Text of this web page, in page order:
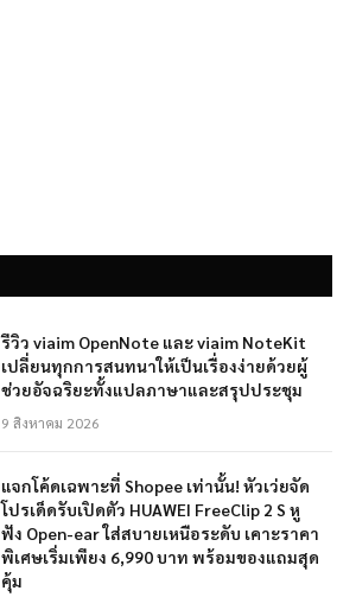
รีวิว viaim OpenNote และ viaim NoteKit
เปลี่ยนทุกการสนทนาให้เป็นเรื่องง่ายด้วยผู้
ช่วยอัจฉริยะทั้งแปลภาษาและสรุปประชุม
9 สิงหาคม 2026
แจกโค้ดเฉพาะที่ Shopee เท่านั้น! หัวเว่ยจัด
โปรเด็ดรับเปิดตัว HUAWEI FreeClip 2 S หู
ฟัง Open-ear ใส่สบายเหนือระดับ เคาะราคา
พิเศษเริ่มเพียง 6,990 บาท พร้อมของแถมสุด
คุ้ม